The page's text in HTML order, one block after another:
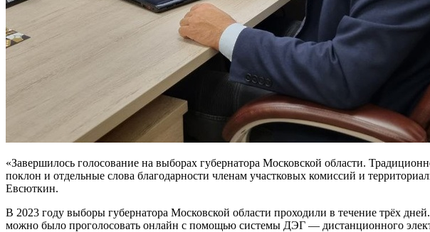
«Завершилось голосование на выборах губернатора Московской области.
поклон и отдельные слова благодарности членам участковых комиссий и
Евсюткин.
В 2023 году выборы губернатора Московской области проходили в течение трёх
можно было проголосовать онлайн с помощью системы ДЭГ — дистанционного